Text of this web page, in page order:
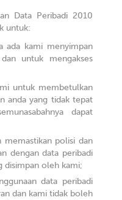
Data Peribadi 2010
untuk:
ada kami menyimpan
untuk mengakses
untuk membetulkan
anda yang tidak tepat
dapat
memastikan polisi dan
dengan data peribadi
disimpan oleh kami;
data peribadi
dan kami tidak boleh